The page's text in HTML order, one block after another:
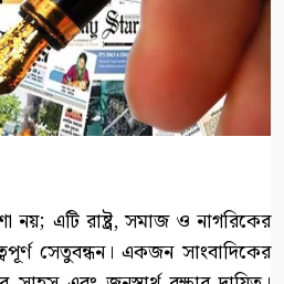
নয়; এটি রাষ্ট্র, সমাজ ও নাগরিকের
সেতুবন্ধন। একজন সাংবাদিকের